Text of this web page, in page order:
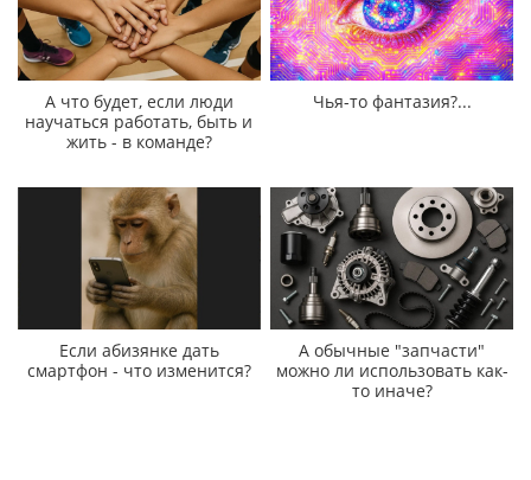
А что будет, если люди
научаться работать, быть и
жить - в команде?
Чья-то фантазия?...
Если абизянке дать
смартфон - что изменится?
А обычные "запчасти"
можно ли использовать как-
то иначе?